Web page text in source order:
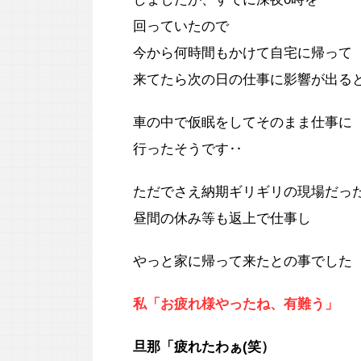
回っていたので
今から何時間もかけて自宅に帰って
来てたら次の日の仕事に影響が出る
車の中で仮眠をしてそのまま仕事に
行ったそうです‥
ただでさえ納期ギリギリの現場だっ
昼間の休み等も返上で仕事し
やっと家に帰って来たとの事でした
私「お疲れ様やったね、有難う」
旦那「疲れたわぁ(笑）